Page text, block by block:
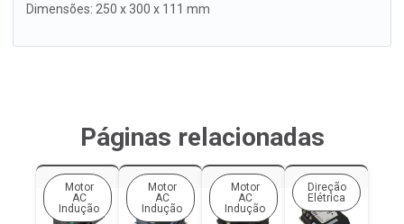
Dimensões: 250 x 300 x 111 mm
Páginas relacionadas
Motor
AC
Indução
Motor
AC
Indução
Motor
AC
Indução
Direção
Elétrica